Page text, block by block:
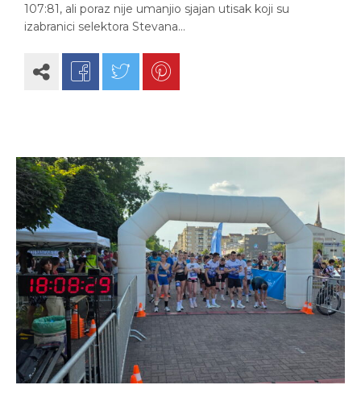
107:81, ali poraz nije umanjio sjajan utisak koji su
izabranici selektora Stevana…